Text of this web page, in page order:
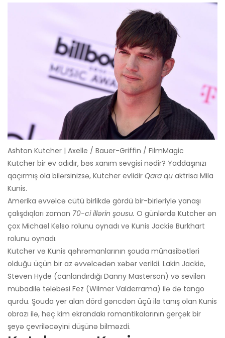
Ashton Kutcher | Axelle / Bauer-Griffin / FilmMagic
Kutcher bir ev adıdır, bəs xanım sevgisi nədir? Yaddaşınızı
qaçırmış ola bilərsinizsə, Kutcher evlidir Qara qu aktrisa Mila
Kunis.
Amerika əvvəlcə cütü birlikdə gördü bir-birləriylə yanaşı
çalışdıqları zaman 70-ci illərin şousu. O günlərdə Kutcher ən
çox Michael Kelso rolunu oynadı və Kunis Jackie Burkhart
rolunu oynadı.
Kutcher və Kunis qəhrəmanlarının şouda münasibətləri
olduğu üçün bir az əvvəlcədən xəbər verildi. Lakin Jackie,
Steven Hyde (canlandırdığı Danny Masterson) və sevilən
mübadilə tələbəsi Fez (Wilmer Valderrama) ilə də tango
qurdu. Şouda yer alan dörd gəncdən üçü ilə tanış olan Kunis
obrazı ilə, heç kim ekrandakı romantikalarının gerçək bir
şeyə çevriləcəyini düşünə bilməzdi.